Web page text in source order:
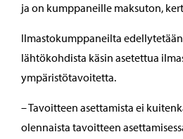
ja on kumppaneille maksuton,
Ilmastokumppaneilta
lähtökohdista käsin asetettua
ympäristötavoitetta.
– Tavoitteen asettamista ei
olennaista tavoitteen